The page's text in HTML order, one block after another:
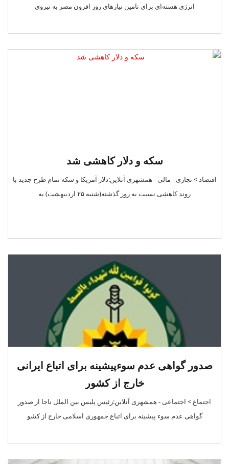
انرژی هسته‌ای برای تامین نیازهای روز افزون مصر به نیروی
سکه و دلار کاهشی شد
اقتصاد > تجاری - مالی - همشهری آنلاین:دلار آمریکا و سکه تمام طرح جدید با
روند کاهشی نسبت به روز گذشته(شنبه ۲۵ اردیبهشت) به
صدور گواهی عدم سوءپیشینه برای اتباع ایرانی
خارج از کشور
اجتماع > اجتماعی - همشهری آنلاین:رئیس پلیس بین الملل ناجا از صدور
گواهی عدم سوء پیشینه برای اتباع جمهوری اسلامی خارج از کشو